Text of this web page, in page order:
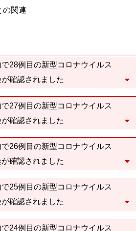
の関連
28例目の新型コロナウイルス
確認されました
27例目の新型コロナウイルス
確認されました
26例目の新型コロナウイルス
確認されました
25例目の新型コロナウイルス
確認されました
24例目の新型コロナウイルス